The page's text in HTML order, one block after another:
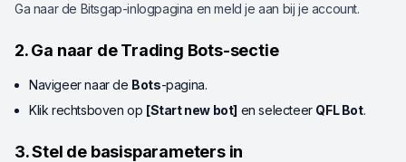
Ga naar de Bitsgap-inlogpagina en meld je aan bij je account.
2. Ga naar de Trading Bots-sectie
Navigeer naar de Bots-pagina.
Klik rechtsboven op [Start new bot] en selecteer QFL Bot.
3. Stel de basisparameters in